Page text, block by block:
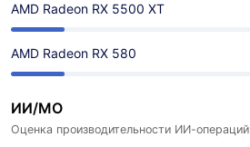
AMD Radeon RX 5500 XT
AMD Radeon RX 580
ИИ/МО
Оценка производительности ИИ-операций